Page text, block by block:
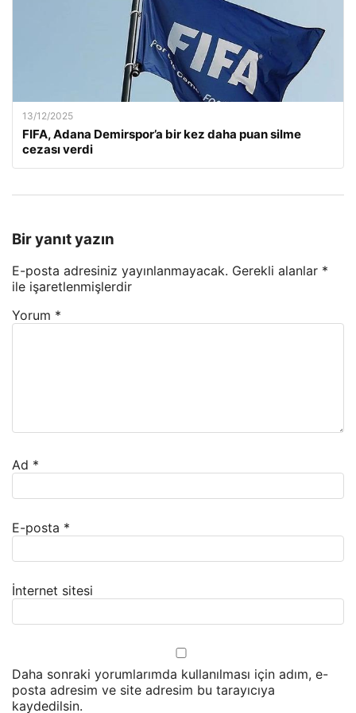
13/12/2025
FIFA, Adana Demirspor’a bir kez daha puan silme
cezası verdi
Bir yanıt yazın
E-posta adresiniz yayınlanmayacak. Gerekli alanlar *
ile işaretlenmişlerdir
Yorum *
Ad *
E-posta *
İnternet sitesi
Daha sonraki yorumlarımda kullanılması için adım, e-
posta adresim ve site adresim bu tarayıcıya
kaydedilsin.